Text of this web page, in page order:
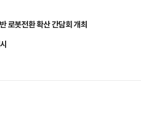
로봇전환 확산 간담회 개최